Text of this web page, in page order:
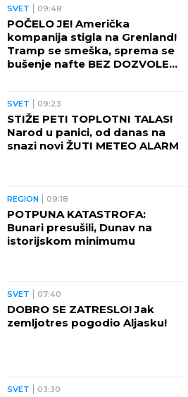
SVET 09:48
POČELO JE! Američka
kompanija stigla na Grenland!
Tramp se smeška, sprema se
bušenje nafte BEZ DOZVOLE
SVET 09:23
STIŽE PETI TOPLOTNI TALAS!
Narod u panici, od danas na
snazi novi ŽUTI METEO ALARM
REGION 09:18
POTPUNA KATASTROFA:
Bunari presušili, Dunav na
istorijskom minimumu
SVET 07:40
DOBRO SE ZATRESLO! Jak
zemljotres pogodio Aljasku!
SVET 03:30